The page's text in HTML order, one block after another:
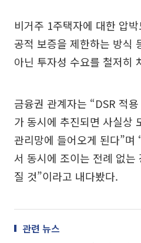
비거주 1주택자에 대한 압
공적 보증을 제한하는 방식
아닌 투자성 수요를 철저히
금융권 관계자는 “DSR 적
가 동시에 추진되면 사실상
관리망에 들어오게 된다”며
서 동시에 조이는 전례 없는
질 것”이라고 내다봤다.
관련 뉴스